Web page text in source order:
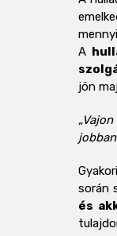
A
jön
során
és